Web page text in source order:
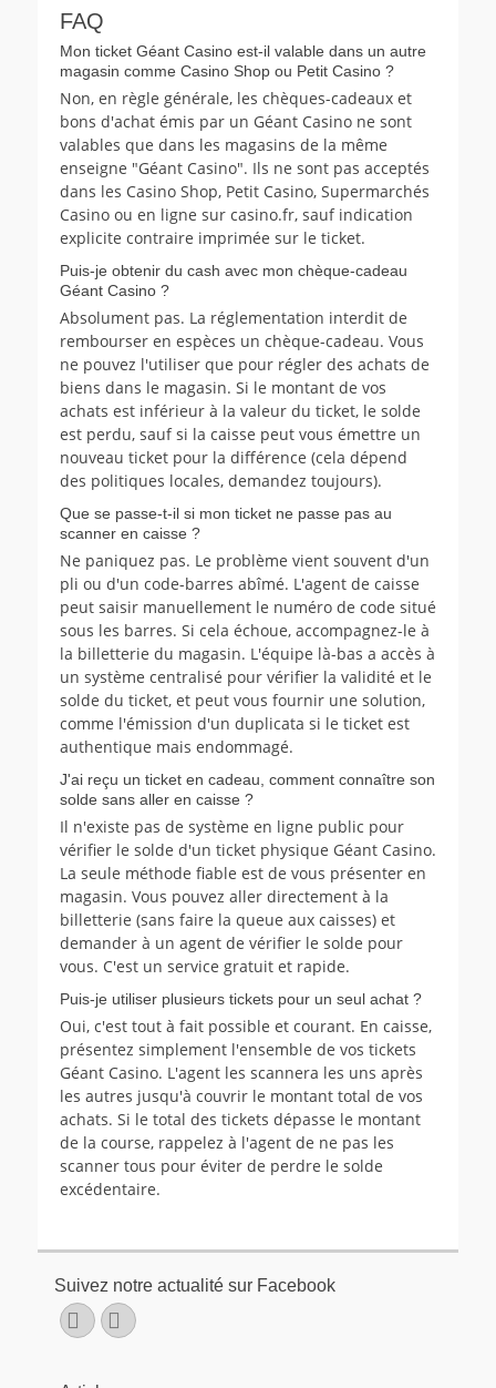
FAQ
Mon ticket Géant Casino est-il valable dans un autre
magasin comme Casino Shop ou Petit Casino ?
Non, en règle générale, les chèques-cadeaux et
bons d'achat émis par un Géant Casino ne sont
valables que dans les magasins de la même
enseigne "Géant Casino". Ils ne sont pas acceptés
dans les Casino Shop, Petit Casino, Supermarchés
Casino ou en ligne sur casino.fr, sauf indication
explicite contraire imprimée sur le ticket.
Puis-je obtenir du cash avec mon chèque-cadeau
Géant Casino ?
Absolument pas. La réglementation interdit de
rembourser en espèces un chèque-cadeau. Vous
ne pouvez l'utiliser que pour régler des achats de
biens dans le magasin. Si le montant de vos
achats est inférieur à la valeur du ticket, le solde
est perdu, sauf si la caisse peut vous émettre un
nouveau ticket pour la différence (cela dépend
des politiques locales, demandez toujours).
Que se passe-t-il si mon ticket ne passe pas au
scanner en caisse ?
Ne paniquez pas. Le problème vient souvent d'un
pli ou d'un code-barres abîmé. L'agent de caisse
peut saisir manuellement le numéro de code situé
sous les barres. Si cela échoue, accompagnez-le à
la billetterie du magasin. L'équipe là-bas a accès à
un système centralisé pour vérifier la validité et le
solde du ticket, et peut vous fournir une solution,
comme l'émission d'un duplicata si le ticket est
authentique mais endommagé.
J'ai reçu un ticket en cadeau, comment connaître son
solde sans aller en caisse ?
Il n'existe pas de système en ligne public pour
vérifier le solde d'un ticket physique Géant Casino.
La seule méthode fiable est de vous présenter en
magasin. Vous pouvez aller directement à la
billetterie (sans faire la queue aux caisses) et
demander à un agent de vérifier le solde pour
vous. C'est un service gratuit et rapide.
Puis-je utiliser plusieurs tickets pour un seul achat ?
Oui, c'est tout à fait possible et courant. En caisse,
présentez simplement l'ensemble de vos tickets
Géant Casino. L'agent les scannera les uns après
les autres jusqu'à couvrir le montant total de vos
achats. Si le total des tickets dépasse le montant
de la course, rappelez à l'agent de ne pas les
scanner tous pour éviter de perdre le solde
excédentaire.
Suivez notre actualité sur Facebook
Facebook
E-
mail